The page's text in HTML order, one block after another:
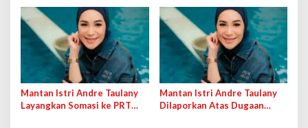
di Pengadilan
Mantan Istri Andre Taulany
Layangkan Somasi ke PRT
Mantan Istri Andre Taulany
Dilaporkan Atas Dugaan